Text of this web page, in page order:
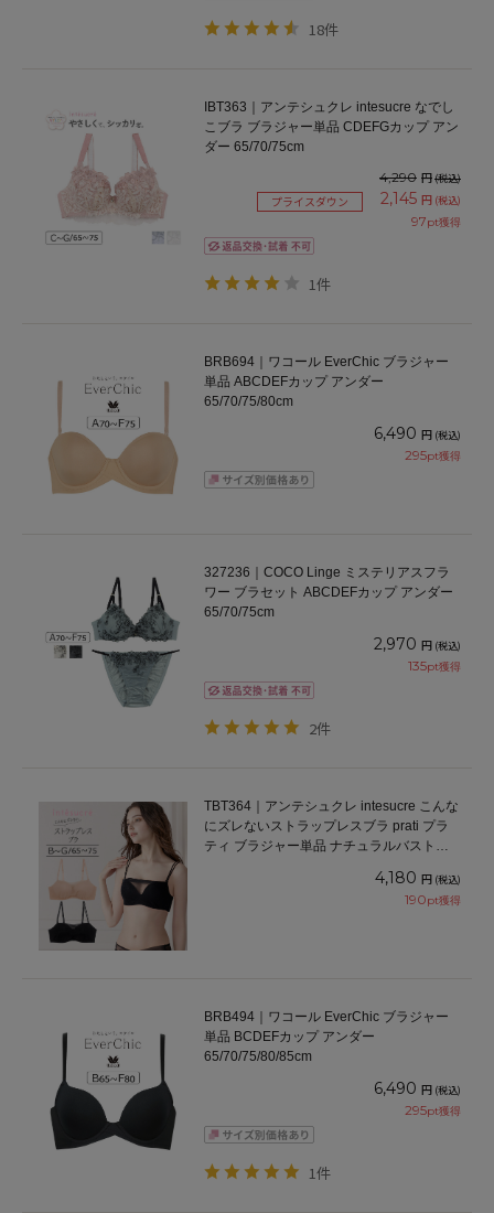
18件
IBT363｜アンテシュクレ intesucre なでし
こブラ ブラジャー単品 CDEFGカップ アン
ダー 65/70/75cm
4,290 円(税込)
プライスダウン 2,145 円 (税込)
97pt獲得
1件
BRB694｜ワコール EverChic ブラジャー
単品 ABCDEFカップ アンダー
65/70/75/80cm
6,490 円 (税込)
295pt獲得
327236｜COCO Linge ミステリアスフラ
ワー ブラセット ABCDEFカップ アンダー
65/70/75cm
2,970 円 (税込)
135pt獲得
2件
TBT364｜アンテシュクレ intesucre こんな
にズレないストラップレスブラ prati プラ
ティ ブラジャー単品 ナチュラルバストメ
4,180 円 (税込)
190pt獲得
BRB494｜ワコール EverChic ブラジャー
単品 BCDEFカップ アンダー
65/70/75/80/85cm
6,490 円 (税込)
295pt獲得
1件